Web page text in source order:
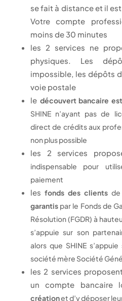
se fait à distance et il
Votre compte
moins de 30 minutes
les 2 services ne
physiques. Les
impossible, les dépôts
voie postale
le découvert bancaire
SHINE n’ayant pas de
direct de crédits aux
non plus possible
les 2 services
indispensable pour
paiement
lesfonds des clientsde
garantispar le Fonds de
Résolution (FGDR) à
s’appuie sur son
alors que SHINE
société mère Société
les 2 services
un compte bancaire
créationet d’y déposer